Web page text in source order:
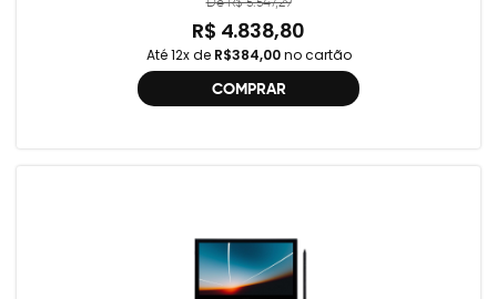
R$ 4.838,80
Até 12x de R$384,00no cartão
COMPRAR